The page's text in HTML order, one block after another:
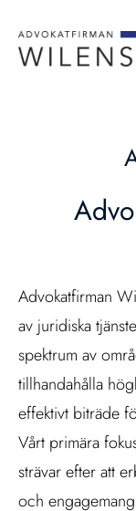
Advokatfirman
av juridiska
spektrum av
tillhandahålla
effektivt biträde
Vårt primära
strävar efter att
och